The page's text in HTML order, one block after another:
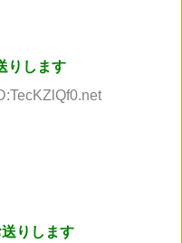
りします
りします